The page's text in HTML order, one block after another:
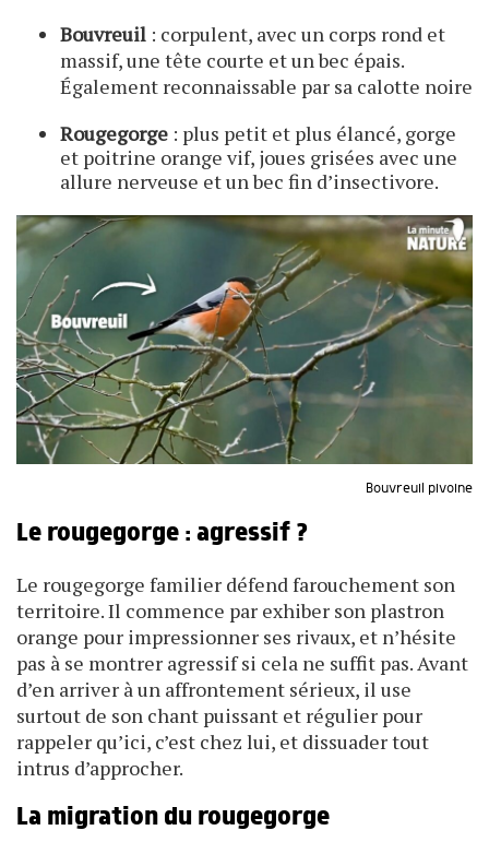
Bouvreuil : corpulent, avec un corps rond et
massif, une tête courte et un bec épais.
Également reconnaissable par sa calotte noire
Rougegorge : plus petit et plus élancé, gorge
et poitrine orange vif, joues grisées avec une
allure nerveuse et un bec fin d’insectivore.
Bouvreuil pivoine
Le rougegorge : agressif ?
Le rougegorge familier défend farouchement son
territoire. Il commence par exhiber son plastron
orange pour impressionner ses rivaux, et n’hésite
pas à se montrer agressif si cela ne suffit pas. Avant
d’en arriver à un affrontement sérieux, il use
surtout de son chant puissant et régulier pour
rappeler qu’ici, c’est chez lui, et dissuader tout
intrus d’approcher.
La migration du rougegorge